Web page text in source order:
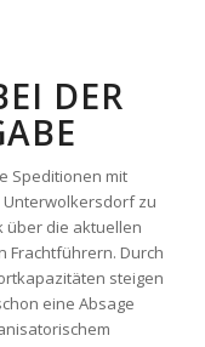
DER
Speditionen mit
zu
über die aktuellen
Frachtführern. Durch
steigen
eine Absage